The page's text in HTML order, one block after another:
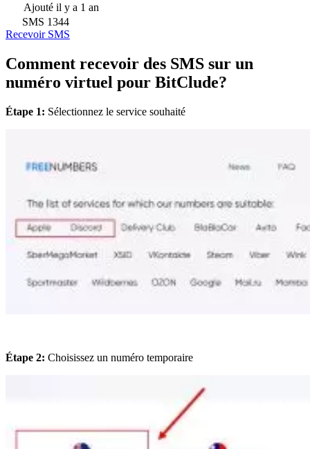
Ajouté il y a 1 an
SMS 1344
Recevoir SMS
Comment recevoir des SMS sur un
numéro virtuel pour BitClude?
Étape 1: Sélectionnez le service souhaité
Étape 2: Choisissez un numéro temporaire